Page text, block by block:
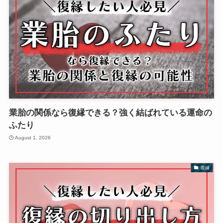
業胎の関係なら復縁できる？強く結ばれている運命の
ふたり
August 1, 2026
復縁